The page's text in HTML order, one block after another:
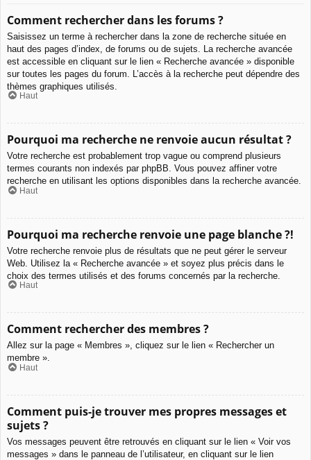
Comment rechercher dans les forums ?
Saisissez un terme à rechercher dans la zone de recherche située en
haut des pages d’index, de forums ou de sujets. La recherche avancée
est accessible en cliquant sur le lien « Recherche avancée » disponible
sur toutes les pages du forum. L’accès à la recherche peut dépendre des
thèmes graphiques utilisés.
Haut
Pourquoi ma recherche ne renvoie aucun résultat ?
Votre recherche est probablement trop vague ou comprend plusieurs
termes courants non indexés par phpBB. Vous pouvez affiner votre
recherche en utilisant les options disponibles dans la recherche avancée.
Haut
Pourquoi ma recherche renvoie une page blanche ?!
Votre recherche renvoie plus de résultats que ne peut gérer le serveur
Web. Utilisez la « Recherche avancée » et soyez plus précis dans le
choix des termes utilisés et des forums concernés par la recherche.
Haut
Comment rechercher des membres ?
Allez sur la page « Membres », cliquez sur le lien « Rechercher un
membre ».
Haut
Comment puis-je trouver mes propres messages et
sujets ?
Vos messages peuvent être retrouvés en cliquant sur le lien « Voir vos
messages » dans le panneau de l’utilisateur, en cliquant sur le lien